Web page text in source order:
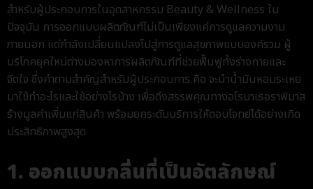
สำหรับผู้ประกอบการในอุตสาหกรรม Beauty & Wellness ใน
ปัจจุบัน การออกแบบผลิตภัณฑ์ไม่เป็นเพียงแค่การดูแลความงาม
ภายนอก แต่กำลังเปลี่ยนแปลงไปสู่การดูแลสุขภาพแบบองค์รวม ผู้
บริโภคยุคใหม่ต่างมองหาการผลิตภัณฑ์ที่ช่วยฟื้นฟูทั้งร่างกายและ
จิตใจ ซึ่งคำถามสำคัญสำหรับผู้ประกอบการ คือ จะนำน้ำมันหอมระเหย
มาใช้ทำอะไรและใช้อย่างไรบ้าง เพื่อดึงสรรพคุณทางอโรมาเธอราพีมาส
ร้างมูลค่าเพิ่มแก่สินค้า พร้อมยกระดับบริการให้ตอบโจทย์ได้อย่างเกิด
ประสิทธิภาพสูงสุด
1. ออกแบบกลิ่นที่เป็นอัตลักษณ์